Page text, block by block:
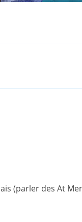
(parler des At